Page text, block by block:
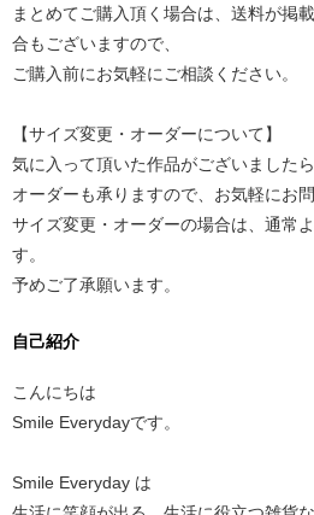
まとめてご購入頂く場合は、送料が掲
合もございますので、
ご購入前にお気軽にご相談ください。
【サイズ変更・オーダーについて】
気に入って頂いた作品がございました
オーダーも承りますので、お気軽にお
サイズ変更・オーダーの場合は、通常
す。
予めご了承願います。
自己紹介
こんにちは
Smile Everydayです。
Smile Everyday は